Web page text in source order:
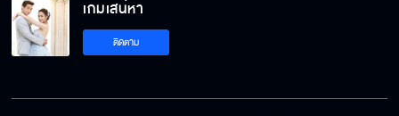
ฉันขอโทษจริง ๆ นะ
เกมเสน่หา
ติดตาม